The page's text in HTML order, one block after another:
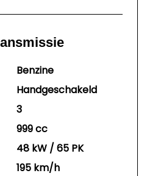
Benzine
Handgeschakeld
3
999 cc
48 kW / 65 PK
195 km/h